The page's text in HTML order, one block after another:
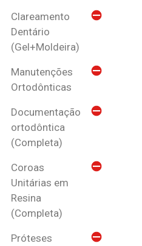
Clareamento
Dentário
(Gel+Moldeira)
Manutenções
Ortodônticas
Documentação
ortodôntica
(Completa)
Coroas
Unitárias em
Resina
(Completa)
Próteses